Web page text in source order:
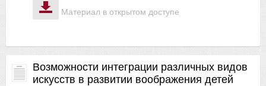
Материал в открытом доступе
Возможности интеграции различных видов
искусств в развитии воображения детей